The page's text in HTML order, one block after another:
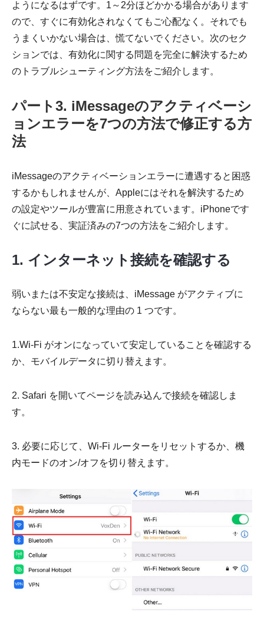
ようになるはずです。1～2分ほどかかる場合があります
ので、すぐに有効化されなくてもご心配なく。それでも
うまくいかない場合は、慌てないでください。次のセク
ションでは、有効化に関する問題を完全に解決するため
のトラブルシューティング方法をご紹介します。
パート3. iMessageのアクティベーシ
ョンエラーを7つの方法で修正する方
法
iMessageのアクティベーションエラーに遭遇すると困惑
するかもしれませんが、Appleにはそれを解決するため
の設定やツールが豊富に用意されています。iPhoneです
ぐに試せる、実証済みの7つの方法をご紹介します。
1. インターネット接続を確認する
弱いまたは不安定な接続は、iMessage がアクティブに
ならない最も一般的な理由の 1 つです。
1.Wi-Fi がオンになっていて安定していることを確認する
か、モバイルデータに切り替えます。
2. Safari を開いてページを読み込んで接続を確認しま
す。
3. 必要に応じて、Wi-Fi ルーターをリセットするか、機
内モードのオン/オフを切り替えます。